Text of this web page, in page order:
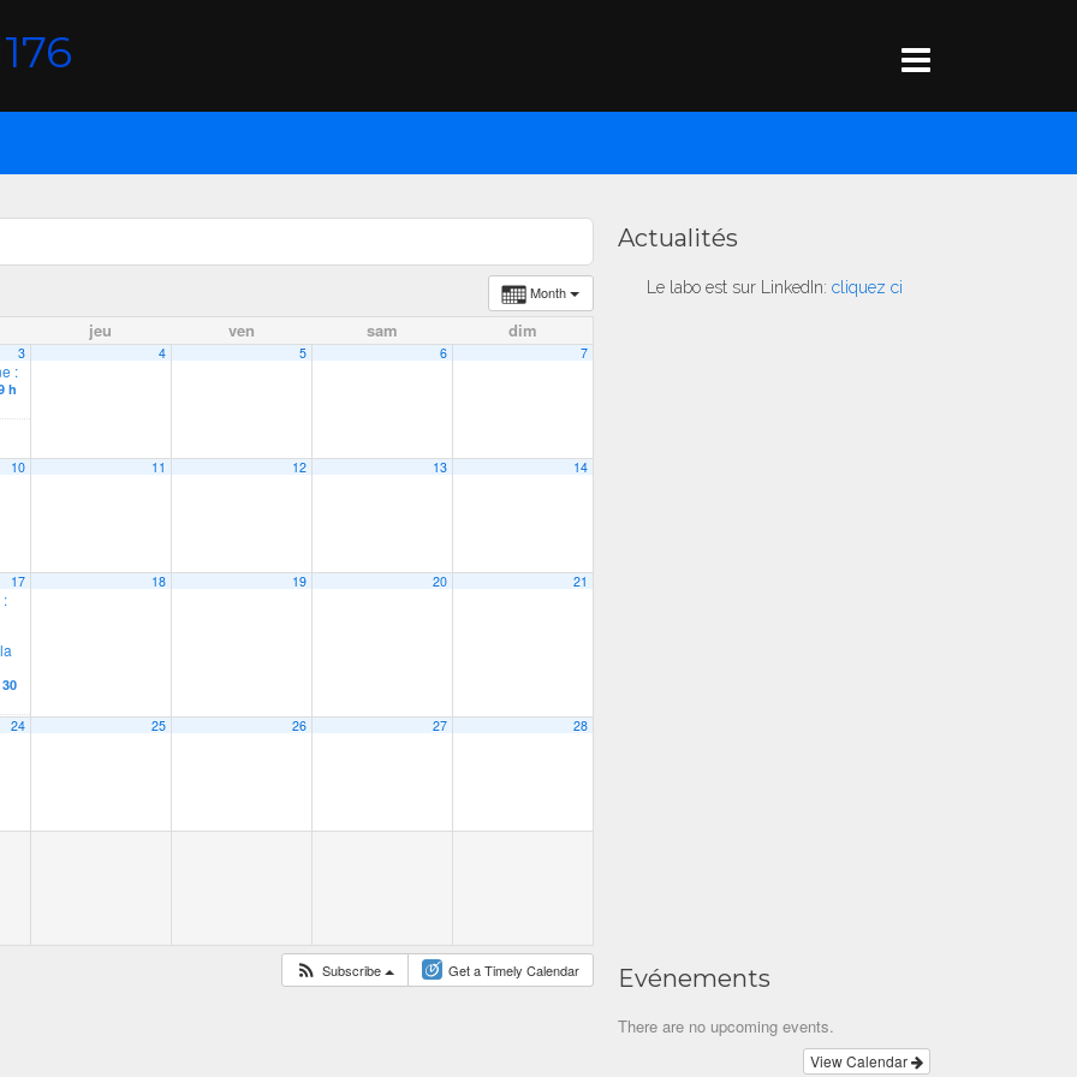
Month
jeu ven sam dim
3
:
h
4 5 6 7
10 11 12 13 14
17
:
18 19 20 21
24 25 26 27 28
Subscribe Get a Timely Calendar
Actualités
Le labo est sur LinkedIn: cliquez ci
Evénements
There are no upcoming events.
View Calendar